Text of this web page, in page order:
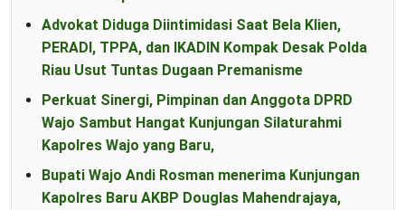
Advokat Diduga Diintimidasi Saat Bela Klien,
PERADI, TPPA, dan IKADIN Kompak Desak Polda
Riau Usut Tuntas Dugaan Premanisme
Perkuat Sinergi, Pimpinan dan Anggota DPRD
Wajo Sambut Hangat Kunjungan Silaturahmi
Kapolres Wajo yang Baru,
Bupati Wajo Andi Rosman menerima Kunjungan
Kapolres Baru AKBP Douglas Mahendrajaya,